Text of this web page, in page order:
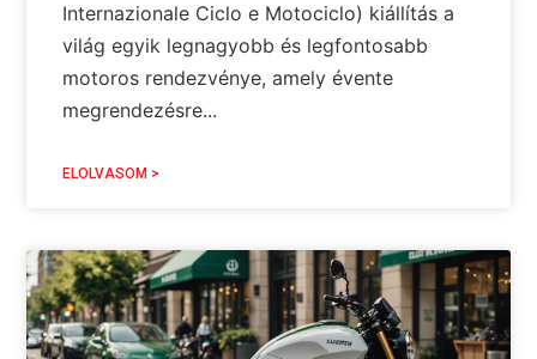
Internazionale Ciclo e Motociclo) kiállítás a
világ egyik legnagyobb és legfontosabb
motoros rendezvénye, amely évente
megrendezésre...
ELOLVASOM >